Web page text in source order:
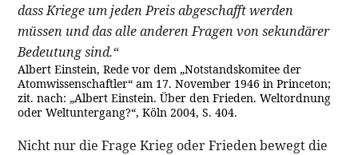
dass Kriege um jeden Preis abgeschafft werden
müssen und das alle anderen Fragen von sekundärer
Bedeutung sind.“
Albert Einstein, Rede vor dem „Notstandskomitee der
Atomwissenschaftler“ am 17. November 1946 in Princeton;
zit. nach: „Albert Einstein. Über den Frieden. Weltordnung
oder Weltuntergang?“, Köln 2004, S. 404.
Nicht nur die Frage Krieg oder Frieden bewegt die